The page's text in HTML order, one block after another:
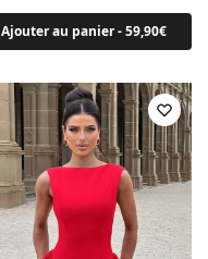
Ajouter au panier - 59,90€